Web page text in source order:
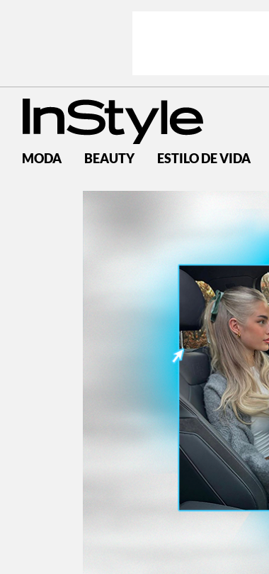
MODA BEAUTY ESTILO DE VIDA